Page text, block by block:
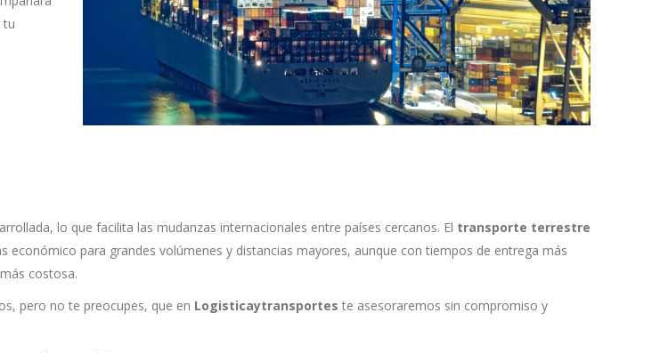
tu
lo que facilita las mudanzas internacionales entre países cercanos. El transporte terrestre
económico para grandes volúmenes y distancias mayores, aunque con tiempos de entrega más
costosa.
pero no te preocupes, que en Logisticaytransportes te asesoraremos sin compromiso y